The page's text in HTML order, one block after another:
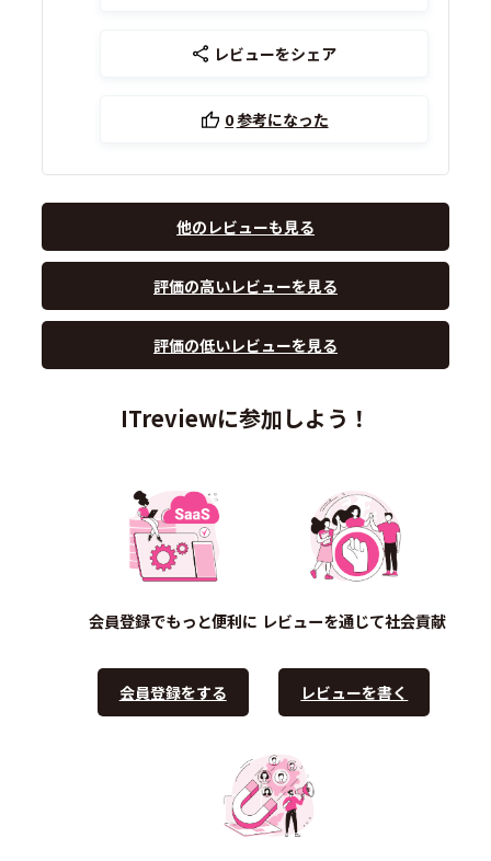
レビューをシェア
0参考になった
他のレビューも見る
評価の高いレビューを見る
評価の低いレビューを見る
ITreviewに参加しよう！
会員登録でもっと便利に
会員登録をする
レビューを通じて社会貢献
レビューを書く